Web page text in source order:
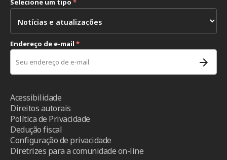
Selecione um tipo *
Endereço de e-mail *
Acessibilidade
Direitos autorais
Política de Privacidade
Dedução fiscal
Configuração de privacidade
Diretrizes para a comunidade on-line